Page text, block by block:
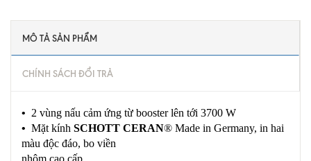
MÔ TẢ SẢN PHẨM
CHÍNH SÁCH ĐỔI TRẢ
• 2 vùng nấu cảm ứng từ booster lên tới 3700 W
• Mặt kính SCHOTT CERAN® Made in Germany, in hai
màu độc đáo, bo viền
nhôm cao cấp